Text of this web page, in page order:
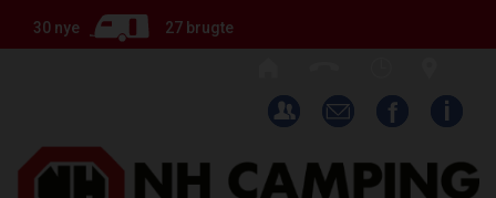
30 nye 27 brugte